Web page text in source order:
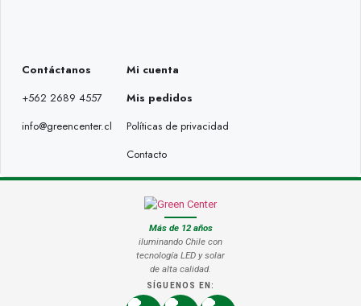
Contáctanos
+562 2689 4557
info@greencenter.cl
Mi cuenta
Mis pedidos
Políticas de privacidad
Contacto
Más de 12 años
iluminando Chile con
tecnología LED y solar
de alta calidad.
SÍGUENOS EN: